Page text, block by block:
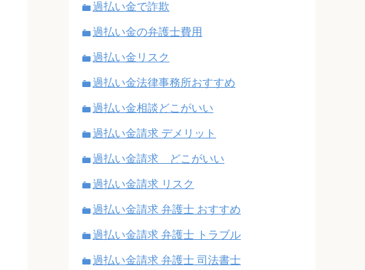
過払い金で詐欺
過払い金の弁護士費用
過払い金リスク
過払い金法律事務所おすすめ
過払い金相談どこがいい
過払い金請求 デメリット
過払い金請求 どこがいい
過払い金請求 リスク
過払い金請求 弁護士 おすすめ
過払い金請求 弁護士 トラブル
過払い金請求 弁護士 司法書士